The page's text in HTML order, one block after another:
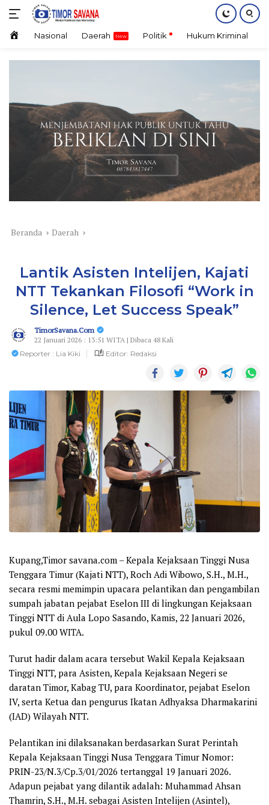
Langsung
konten HomeNasional Daerah Politik Hukum Kriminal
Beranda Daerah
Lantik Asisten Intelijen, Kajati
NTT Tekankan Filosofi “Work in
Silence, Let Success Speak”
TimorSavana.Com
22 Januari 2026 : 13:51 WITA | Dibaca 48 Kali
Reporter : Lia Kiki
Editor: Redaksi
Kupang,Timor savana.com – Kepala Kejaksaan Tinggi Nusa
Tenggara Timur (Kajati NTT), Roch Adi Wibowo, S.H., M.H.,
secara resmi memimpin upacara pelantikan dan pengambilan
sumpah jabatan pejabat Eselon III di lingkungan Kejaksaan
Tinggi NTT di Aula Lopo Sasando, Kamis, 22 Januari 2026,
pukul 09.00 WITA.
Turut hadir dalam acara tersebut Wakil Kepala Kejaksaan
Tinggi NTT, para Asisten, Kepala Kejaksaan Negeri se
daratan Timor, Kabag TU, para Koordinator, pejabat Eselon
IV, serta Ketua dan pengurus Ikatan Adhyaksa Dharmakarini
(IAD) Wilayah NTT.
Pelantikan ini dilaksanakan berdasarkan Surat Perintah
Kepala Kejaksaan Tinggi Nusa Tenggara Timur Nomor:
PRIN-23/N.3/Cp.3/01/2026 tertanggal 19 Januari 2026.
Adapun pejabat yang dilantik adalah: Muhammad Ahsan
Thamrin, S.H., M.H. sebagai Asisten Intelijen (Asintel),